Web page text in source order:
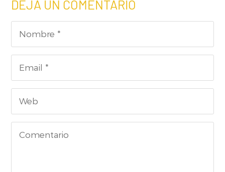
DEJA UN COMENTARIO